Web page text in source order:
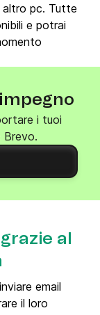
altro pc. Tutte
e potrai
i tuoi
al
email
il loro